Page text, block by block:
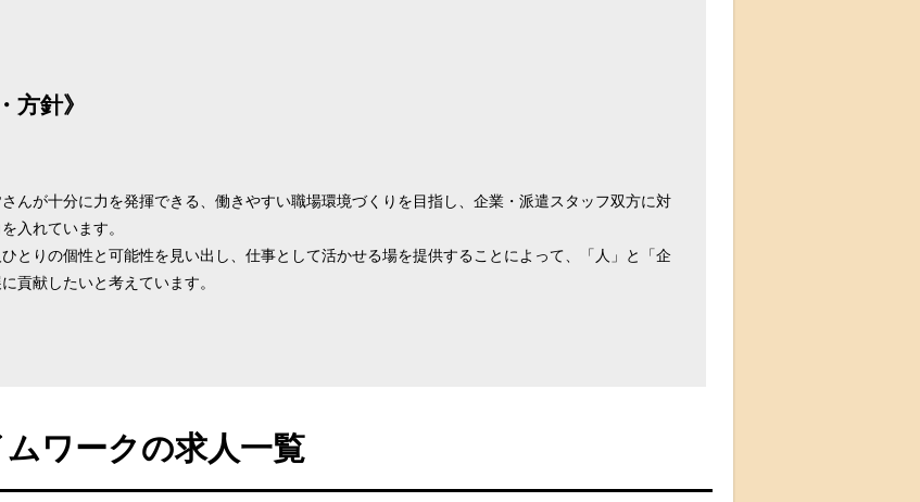
方針》
んが十分に力を発揮できる、働きやすい職場環境づくりを目指し、企業・派遣スタッフ双方に対
入れています。
とりの個性と可能性を見い出し、仕事として活かせる場を提供することによって、「人」と「企
貢献したいと考えています。
ワークの求人一覧